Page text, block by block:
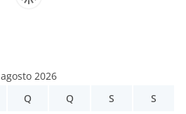
agosto 2026
Q Q S S